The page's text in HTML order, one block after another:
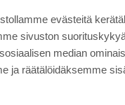
evästeitä
sivuston
median
ja räätälöidäksemme